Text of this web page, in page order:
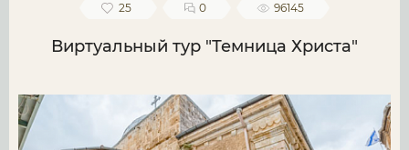
25 0 96145
Виртуальный тур "Темница Христа"